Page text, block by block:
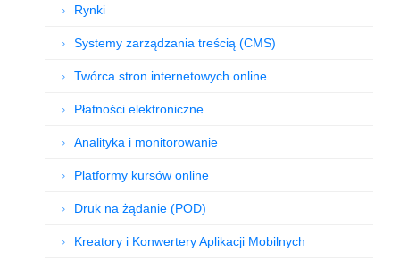
Rynki
Systemy zarządzania treścią (CMS)
Twórca stron internetowych online
Płatności elektroniczne
Analityka i monitorowanie
Platformy kursów online
Druk na żądanie (POD)
Kreatory i Konwertery Aplikacji Mobilnych